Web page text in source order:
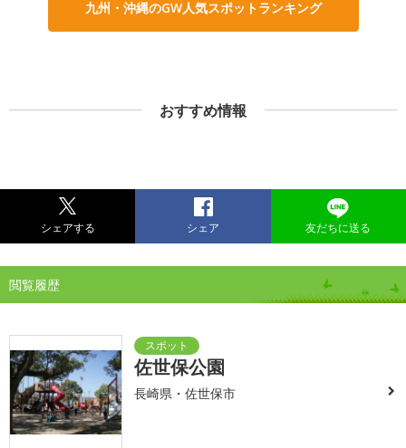
九州・沖縄のGW人気スポットランキング
おすすめ情報
シェアする シェア 友だちに送る
閲覧履歴
佐世保公園
長崎県・佐世保市